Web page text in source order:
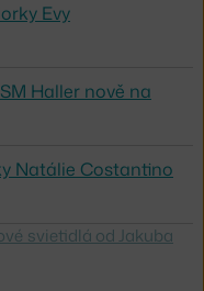
Evy
Haller nově na
Natálie Costantino
svietidlá od Jakuba